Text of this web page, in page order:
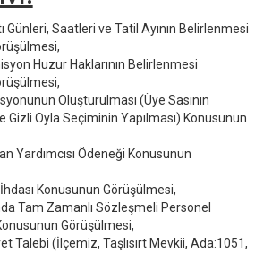
Günleri, Saatleri ve Tatil Ayının Belirlenmesi
Huzur Haklarının Belirlenmesi
Oluşturulması (Üye Sasının
Gizli Oyla Seçiminin Yapılması) Konusunun
Yardımcısı Ödeneği Konusunun
Konusunun Görüşülmesi,
Tam Zamanlı Sözleşmeli Personel
Görüşülmesi,
Talebi (İlçemiz, Taşlısırt Mevkii, Ada:1051,